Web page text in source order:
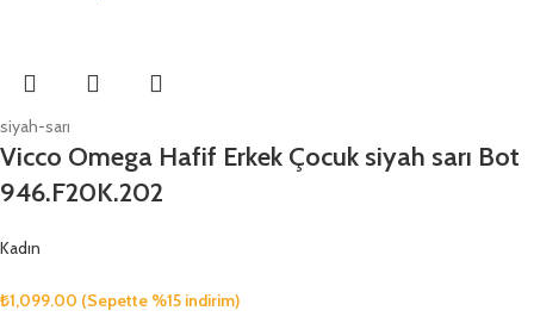
siyah-sarı
Vicco Omega Hafif Erkek Çocuk siyah sarı Bot
946.F20K.202
Kadın
₺1,099.00 (Sepette %15 indirim)